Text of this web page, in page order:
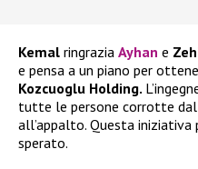
Kemal ringrazia Ayhan e
e pensa a un piano per
Kozcuoglu Holding.
tutte le persone corrotte
all’appalto. Questa
sperato.